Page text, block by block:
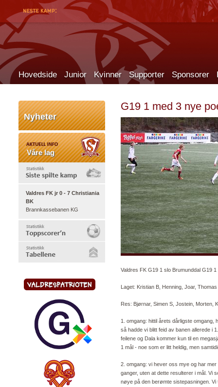
Hovedside Junior Kvinner Supporter Sponsorer
Nyheter
Våre lag
Valdres FK jr 0 - 7 Christiania
BK
Brannkassebanen KG
G19 1 med 3 nye
Valdres FK G19 1 slo Brumunddal G19
Laget: Kristian B, Henning, Joar,
Res: Bjørnar, Simen S, Jostein, Morten,
1. omgang: hittil årets dårligste omgang,
så hadde vi blitt feid av banen allerede i
feilene og Dala kommer kun til en
1 mål - noe som er litt heldig, men
2. omgang: vi hever oss mye og har
ganger, uten at dette resulterer i mål. Vi
nøye på den berømte sistepasningen.